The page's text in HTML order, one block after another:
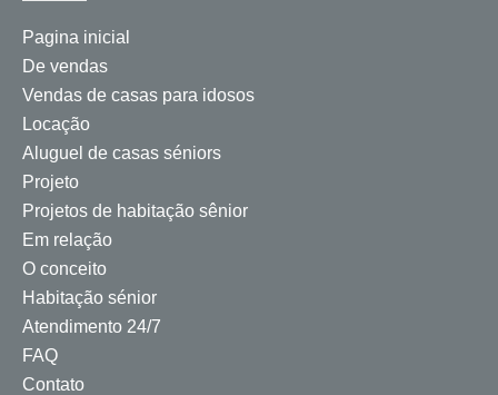
Pagina inicial
De vendas
Vendas de casas para idosos
Locação
Aluguel de casas séniors
Projeto
Projetos de habitação sênior
Em relação
O conceito
Habitação sénior
Atendimento 24/7
FAQ
Contato